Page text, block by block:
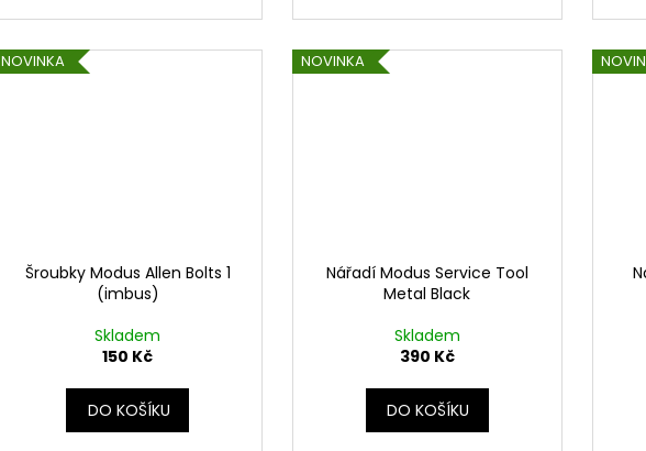
NOVINKA
Šroubky Modus Allen Bolts 1
(imbus)
Skladem
150 Kč
DO KOŠÍKU
NOVINKA
Nářadí Modus Service Tool
Metal Black
Skladem
390 Kč
DO KOŠÍKU